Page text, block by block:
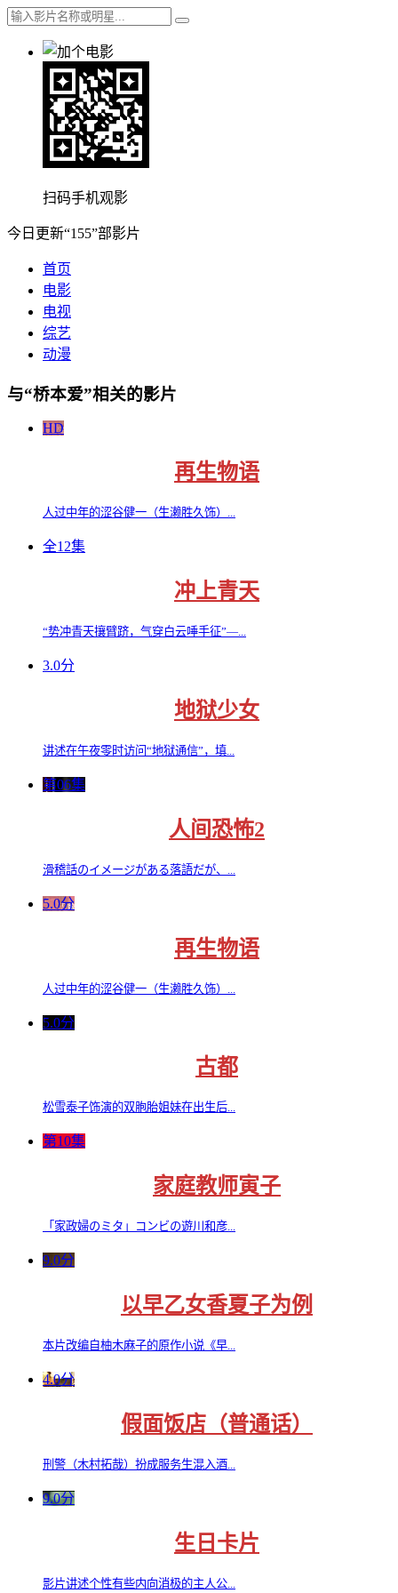
扫码手机观影
今日更新“155”部影片
首页
电影
电视
综艺
动漫
与“桥本爱”相关的影片
HD
再生物语
人过中年的涩谷健一（生濑胜久饰）...
全12集
冲上青天
“势冲青天攘臂跻，气穿白云唾手征”—...
3.0分
地狱少女
讲述在午夜零时访问“地狱通信”，填...
第06集
人间恐怖2
滑稽話のイメージがある落語だが、...
5.0分
再生物语
人过中年的涩谷健一（生濑胜久饰）...
5.0分
古都
松雪泰子饰演的双胞胎姐妹在出生后...
第10集
家庭教师寅子
「家政婦のミタ」コンビの遊川和彦...
9.0分
以早乙女香夏子为例
本片改编自柚木麻子的原作小说《早...
4.0分
假面饭店（普通话）
刑警（木村拓哉）扮成服务生混入酒...
9.0分
生日卡片
影片讲述个性有些内向消极的主人公...